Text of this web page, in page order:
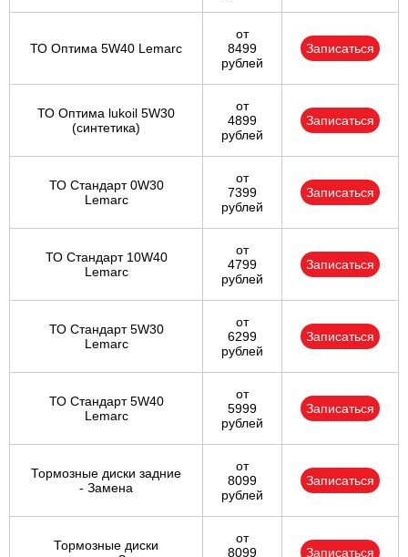
ТО Оптима 5W40 Lemarc
от
8499
рублей
Записаться
ТО Оптима lukoil 5W30
(синтетика)
от
4899
рублей
Записаться
ТО Стандарт 0W30
Lemarc
от
7399
рублей
Записаться
ТО Стандарт 10W40
Lemarc
от
4799
рублей
Записаться
ТО Стандарт 5W30
Lemarc
от
6299
рублей
Записаться
ТО Стандарт 5W40
Lemarc
от
5999
рублей
Записаться
Тормозные диски задние
- Замена
от
8099
рублей
Записаться
Тормозные диски
от
8099
Записаться